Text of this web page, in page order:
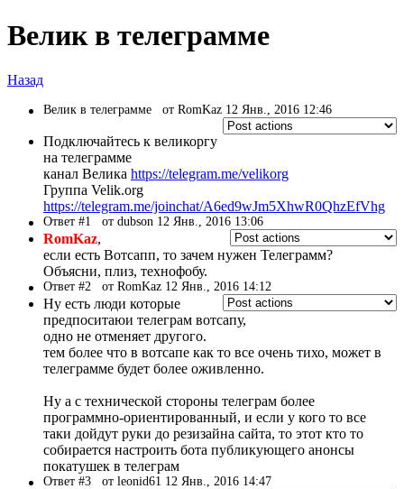
Велик в телеграмме
Назад
Велик в телеграмме от RomKaz 12 Янв., 2016 12:46
Подключайтесь к великоргу
на телеграмме
канал Велика https://telegram.me/velikorg
Группа Velik.org
https://telegram.me/joinchat/A6ed9wJm5XhwR0QhzEfVhg
Ответ #1 от dubson 12 Янв., 2016 13:06
RomKaz,
если есть Вотсапп, то зачем нужен Телеграмм?
Объясни, плиз, технофобу.
Ответ #2 от RomKaz 12 Янв., 2016 14:12
Ну есть люди которые
предпоситаюи телеграм вотсапу,
одно не отменяет другого.
тем более что в вотсапе как то все очень тихо, может в
телеграмме будет более оживленно.
Ну а с технической стороны телеграм более
программно-ориентированный, и если у кого то все
таки дойдут руки до резизайна сайта, то этот кто то
собирается настроить бота публикующего анонсы
покатушек в телеграм
Ответ #3 от leonid61 12 Янв., 2016 14:47